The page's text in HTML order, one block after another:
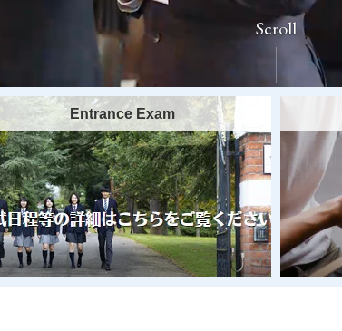
Scroll
Entrance Exam